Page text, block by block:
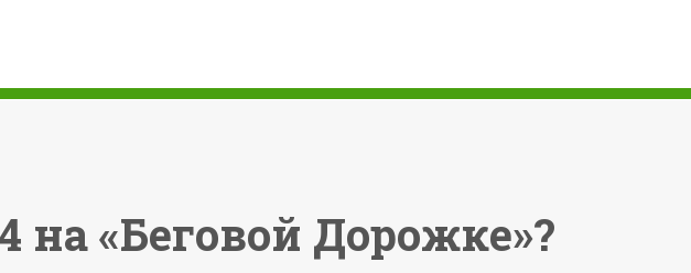
на «Беговой Дорожке»?